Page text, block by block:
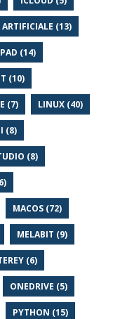
(13)
(14)
(10)
(7) LINUX (40)
(8)
(8)
MACOS (72)
MELABIT (9)
(6)
ONEDRIVE (5)
PYTHON (15)